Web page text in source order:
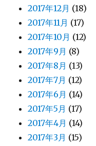
2017年12月 (18)
2017年11月 (17)
2017年10月 (12)
2017年9月 (8)
2017年8月 (13)
2017年7月 (12)
2017年6月 (14)
2017年5月 (17)
2017年4月 (14)
2017年3月 (15)